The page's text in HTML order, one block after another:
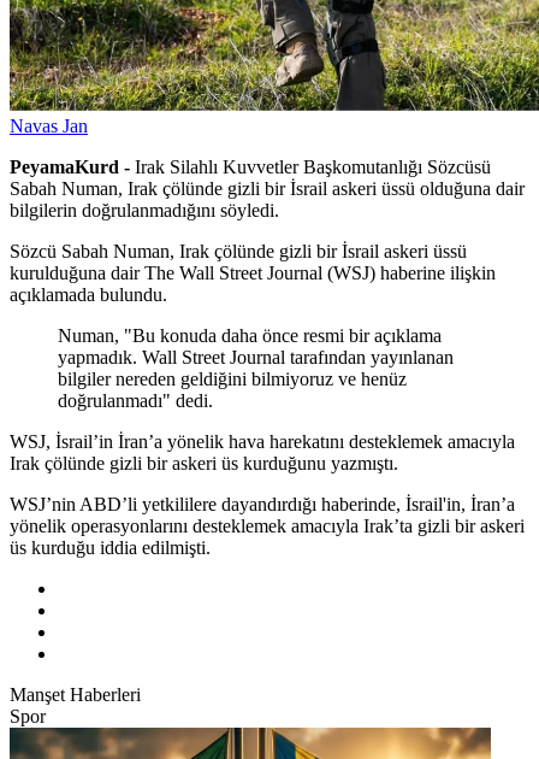
Navas Jan
PeyamaKurd - Irak Silahlı Kuvvetler Başkomutanlığı Sözcüsü
Sabah Numan, Irak çölünde gizli bir İsrail askeri üssü olduğuna dair
bilgilerin doğrulanmadığını söyledi.
Sözcü Sabah Numan, Irak çölünde gizli bir İsrail askeri üssü
kurulduğuna dair The Wall Street Journal (WSJ) haberine ilişkin
açıklamada bulundu.
Numan, "Bu konuda daha önce resmi bir açıklama
yapmadık. Wall Street Journal tarafından yayınlanan
bilgiler nereden geldiğini bilmiyoruz ve henüz
doğrulanmadı" dedi.
WSJ, İsrail’in İran’a yönelik hava harekatını desteklemek amacıyla
Irak çölünde gizli bir askeri üs kurduğunu yazmıştı.
WSJ’nin ABD’li yetkililere dayandırdığı haberinde, İsrail'in, İran’a
yönelik operasyonlarını desteklemek amacıyla Irak’ta gizli bir askeri
üs kurduğu iddia edilmişti.
Manşet Haberleri
Spor